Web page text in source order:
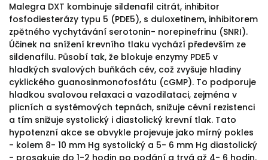
Malegra DXT kombinuje sildenafil citrát, inhibitor
fosfodiesterázy typu 5 (PDE5), s duloxetinem, inhibitorem
zpětného vychytávání serotonin- norepinefrinu (SNRI).
Účinek na snížení krevního tlaku vychází především ze
sildenafilu. Působí tak, že blokuje enzymy PDE5 v
hladkých svalových buňkách cév, což zvyšuje hladiny
cyklického guanosinmonofosfátu (cGMP). To podporuje
hladkou svalovou relaxaci a vazodilataci, zejména v
plicních a systémových tepnách, snižuje cévní rezistenci
a tím snižuje systolický i diastolický krevní tlak. Tato
hypotenzní akce se obvykle projevuje jako mírný pokles
- kolem 8- 10 mm Hg systolický a 5- 6 mm Hg diastolický
- prosakuje do 1-2 hodin po podání a trvá až 4- 6 hodin.